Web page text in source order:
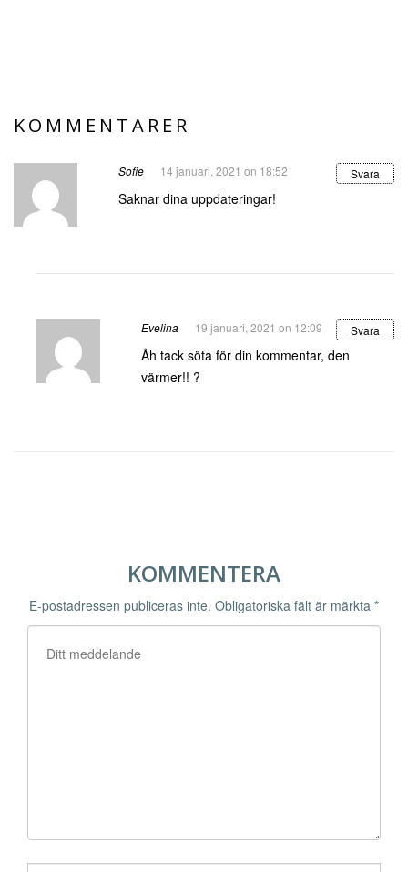
KOMMENTARER
Sofie 14 januari, 2021 on 18:52 Svara
Saknar dina uppdateringar!
Evelina 19 januari, 2021 on 12:09 Svara
Åh tack söta för din kommentar, den
värmer!! ?
KOMMENTERA
E-postadressen publiceras inte. Obligatoriska fält är märkta *